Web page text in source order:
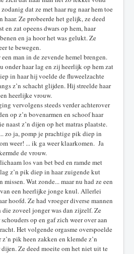
dat ze met haar rug naar hem toe
Ze probeerde het gelijk, ze deed
en zat opeens dwars op hem, haar
en ja hoor het was gelukt. Ze
te bewegen.
man in de zevende hemel brengen.
onder haar lag en zij heerlijk op hem zat
in haar hij voelde de fluweelzachte
z’n schacht glijden. Hij streelde haar
heerlijke vrouw.
vervolgens steeds verder achterover
op z’n bovenarmen en schoof haar
naast z’n dijen op het matras plaatste.
zo ja, pomp je prachtige pik diep in
weer! ... ik ga weer klaarkomen. Ja
de vrouw.
los van bet bed en ramde met
z’n pik diep in haar zuigende kut
Wat zonde... maar nu had ze een
een heerlijke jonge knul. Allerlei
hoofd. Ze had vroeger diverse mannen
die zoveel jonger was dan zijzelf. Ze
op en gaf zich weer over aan
Het volgende orgasme overspoelde
pik heen zakken en klemde z’n
dijen. Ze deed moeite om het niet uit te